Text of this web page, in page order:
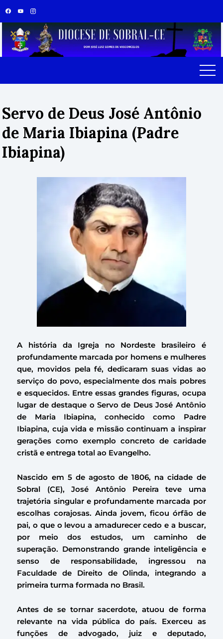
Servo de Deus José Antônio
de Maria Ibiapina (Padre
Ibiapina)
A história da Igreja no Nordeste brasileiro é
profundamente marcada por homens e mulheres
que, movidos pela fé, dedicaram suas vidas ao
serviço do povo, especialmente dos mais pobres
e esquecidos. Entre essas grandes figuras, ocupa
lugar de destaque o Servo de Deus José Antônio
de Maria Ibiapina, conhecido como Padre
Ibiapina, cuja vida e missão continuam a inspirar
gerações como exemplo concreto de caridade
cristã e entrega total ao Evangelho.
Nascido em 5 de agosto de 1806, na cidade de
Sobral (CE), José Antônio Pereira teve uma
trajetória singular e profundamente marcada por
escolhas corajosas. Ainda jovem, ficou órfão de
pai, o que o levou a amadurecer cedo e a buscar,
por meio dos estudos, um caminho de
superação. Demonstrando grande inteligência e
senso de responsabilidade, ingressou na
Faculdade de Direito de Olinda, integrando a
primeira turma formada no Brasil.
Antes de se tornar sacerdote, atuou de forma
relevante na vida pública do país. Exerceu as
funções de advogado, juiz e deputado,